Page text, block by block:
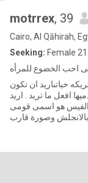
motrrex, 39
Cairo, Al Qāhirah,
Seeking: Female
احب الخضوع للمرأه
حياتىاريد ان تكون
قدميها افعل ما تريد . اريد
الفيس هو اسمى قومى
وصورة قارب